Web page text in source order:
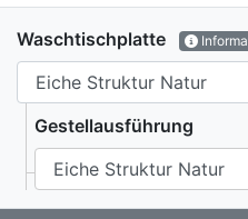
Waschtischplatte
Gestellausführung